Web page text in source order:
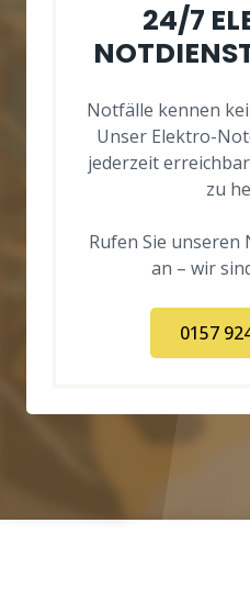
24/7
Notfälle kennen
Unser Elektro-
jederzeit
zu
Rufen Sie
an – wir
0157